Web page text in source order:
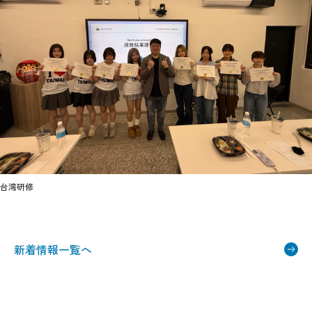
台湾研修
新着情報一覧へ